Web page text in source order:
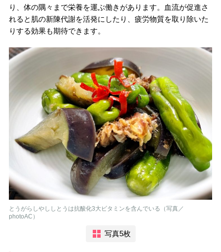
り、体の隅々まで栄養を運ぶ働きがあります。血流が促進さ
れると肌の新陳代謝を活発にしたり、疲労物質を取り除いた
りする効果も期待できます。
とうがらしやししとうは抗酸化3大ビタミンを含んでいる（写真／
photoAC）
写真5枚